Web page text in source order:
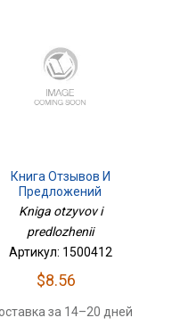
Книга Отзывов И
Предложений
Kniga otzyvov i
predlozhenii
Артикул: 1500412
$8.56
за 14–20 дней